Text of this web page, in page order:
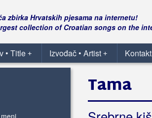
zbirka Hrvatskih pjesama na internetu!
collection of Croatian songs on the
+
• Title +
Izvođač • Artist
Tama